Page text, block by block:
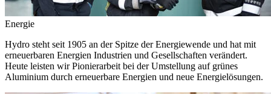
Energie
Hydro steht seit 1905 an der Spitze der Energiewende und hat mit
erneuerbaren Energien Industrien und Gesellschaften verändert.
Heute leisten wir Pionierarbeit bei der Umstellung auf grünes
Aluminium durch erneuerbare Energien und neue Energielösungen.